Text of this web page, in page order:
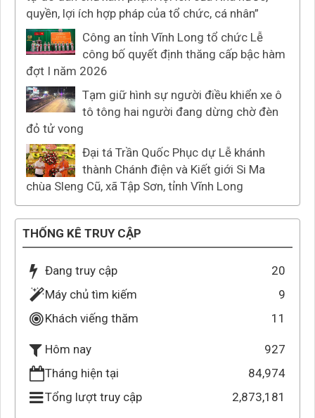
quyền, lợi ích hợp pháp của tổ chức, cá nhân”
Công an tỉnh Vĩnh Long tổ chức Lễ
công bố quyết định thăng cấp bậc hàm
đợt I năm 2026
Tạm giữ hình sự người điều khiển xe ô
tô tông hai người đang dừng chờ đèn
đỏ tử vong
Đại tá Trần Quốc Phục dự Lễ khánh
thành Chánh điện và Kiết giới Si Ma
chùa Sleng Cũ, xã Tập Sơn, tỉnh Vĩnh Long
THỐNG KÊ TRUY CẬP
Đang truy cập
20
Máy chủ tìm kiếm
9
Khách viếng thăm
11
Hôm nay
927
Tháng hiện tại
84,974
Tổng lượt truy cập
2,873,181